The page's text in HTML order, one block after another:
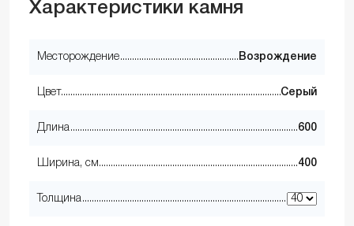
Характеристики камня
Месторождение Возрождение
Цвет Серый
Длина 600
Ширина, см 400
Толщина